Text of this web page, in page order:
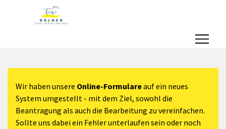
Zum Header
Zum Hauptinhalt
Zum Footer
Zum Hauptinhalt springen
Wir haben unsere Online-Formulareauf ein neues
System umgestellt - mit dem Ziel, sowohl die
Beantragung als auch die Bearbeitung zu vereinfachen.
Sollte uns dabei ein Fehler unterlaufen sein oder noch